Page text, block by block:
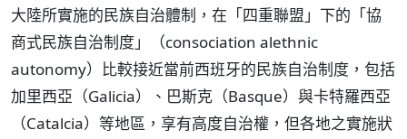
大陸所實施的民族自治體制，在「四重聯盟」下的「協
商式民族自治制度」（consociation alethnic
autonomy）比較接近當前西班牙的民族自治制度，包括
加里西亞（Galicia）、巴斯克（Basque）與卡特羅西亞
（Catalcia）等地區，享有高度自治權，但各地之實施狀